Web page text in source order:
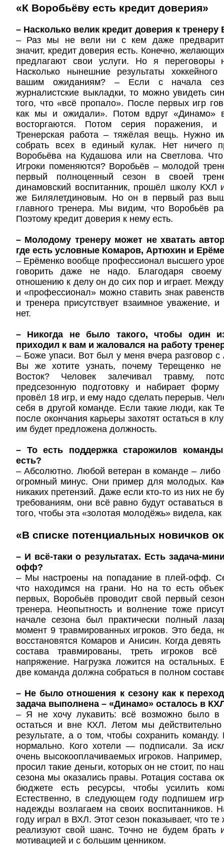
«К Воробьёву есть кредит доверия»
– Насколько велик кредит доверия к тренеру
– Раз мы не вели ни с кем даже
значит, кредит доверия есть. Конечно,
предлагают свои услуги. Но я
Насколько нынешние результаты хоккейного
вашим ожиданиям? – Если с начала
журналистские выкладки, то можно увидеть
того, что «всё пропало». После первых игр
как мы и ожидали». Потом вдруг «Динамо»
восторгаются. Потом серия поражения,
Тренерская работа – тяжёлая вещь. Нужно
собрать всех в единый кулак. Нет ничего
Воробьёва на Кудашова или на Светлова. Что
Игроки поменяются? Воробьёв – молодой
первый полноценный сезон в своей
динамовский воспитанник, прошёл школу
же Билялетдиновым. Но он в первый раз
главного тренера. Мы видим, что Воробьёв
Поэтому кредит доверия к нему есть.
– Молодому тренеру может не хватать
где есть условные Комаров, Артюхин и
– Ерёменко вообще профессионал высшего
говорить даже не надо. Благодаря своему
отношению к делу он до сих пор и играет.
и «профессионал» можно ставить знак
и тренера присутствует взаимное уважение, и
нет.
– Никогда не было такого, чтобы один
приходил к вам и жаловался на работу
– Боже упаси. Вот был у меня вчера разговор
Вы же хотите узнать, почему Терещенко
Восток? Человек залечивал травму,
предсезонную подготовку и набирает
провёл 18 игр, и ему надо сделать перерыв.
себя в другой команде. Если такие люди, как
после окончания карьеры захотят остаться в
им будет предложена должность.
– То есть поддержка старожилов
есть?
– Абсолютно. Любой ветеран в команде –
огромный минус. Они пример для молодых.
никаких претензий. Даже если кто-то из них не
требованиям, они всё равно будут оставаться
того, чтобы эта «золотая молодёжь» видела, как
«В списке потенциальных новичков
– И всё-таки о результатах. Есть задача-
офф?
– Мы настроены на попадание в плей-офф.
что находимся на грани. Но на то есть
первых, Воробьёв проводит свой первый
тренера. Неопытность и волнение тоже
начале сезона был практически полный
момент 9 травмированных игроков. Это беда,
восстановятся Комаров и Анисин. Когда девять
состава травмированы, треть игроков
напряжение. Нагрузка ложится на
две команда должна собраться в полном
– Не было отношения к сезону как к
задача выполнена – «Динамо» осталось в
– Я не хочу лукавить: всё возможно было в
остаться и вне КХЛ. Летом мы
результате, а о том, чтобы сохранить
нормально. Кого хотели — подписали. За
очень высокооплачиваемых игроков.
просил такие деньги, которых он не стоит, по
сезона мы оказались правы. Ротация состава
бюджете есть ресурсы, чтобы усилить
Естественно, в следующем году подпишем
надежды возлагаем на своих воспитанников.
году играл в ВХЛ. Этот сезон показывает, что
реализуют свой шанс. Точно не будем брать
мотивацией и с большим ценником.